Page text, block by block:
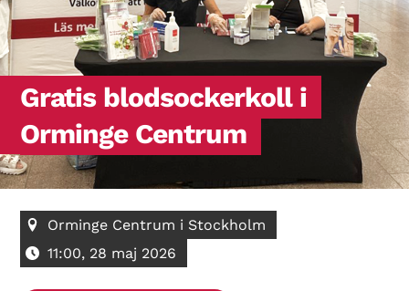
Gratis blodsockerkoll i
Orminge Centrum
Orminge Centrum i Stockholm
11:00, 28 maj 2026